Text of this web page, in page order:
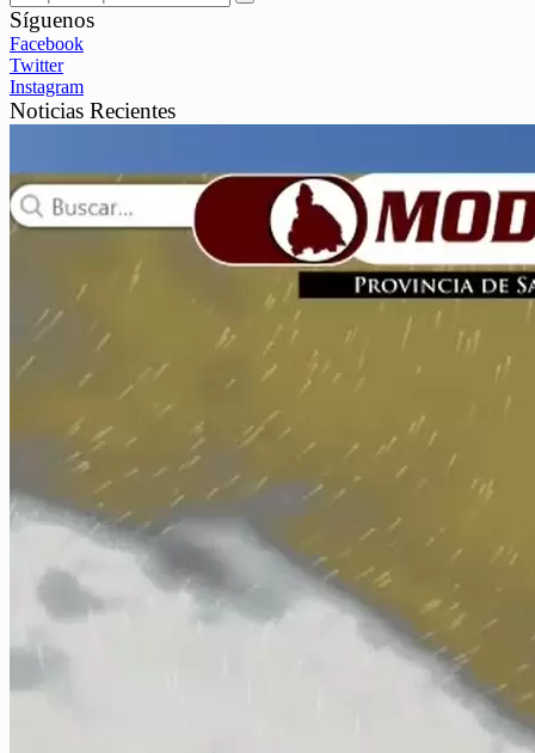
Síguenos
Facebook
Twitter
Instagram
Noticias Recientes